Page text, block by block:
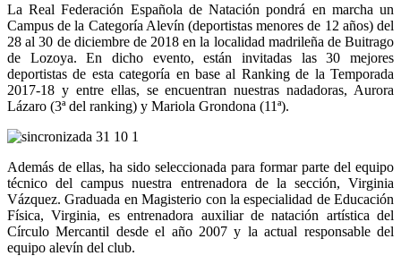
La Real Federación Española de Natación pondrá en marcha un
Campus de la Categoría Alevín (deportistas menores de 12 años) del
28 al 30 de diciembre de 2018 en la localidad madrileña de Buitrago
de Lozoya. En dicho evento, están invitadas las 30 mejores
deportistas de esta categoría en base al Ranking de la Temporada
2017-18 y entre ellas, se encuentran nuestras nadadoras, Aurora
Lázaro (3ª del ranking) y Mariola Grondona (11ª).
Además de ellas, ha sido seleccionada para formar parte del equipo
técnico del campus nuestra entrenadora de la sección, Virginia
Vázquez. Graduada en Magisterio con la especialidad de Educación
Física, Virginia, es entrenadora auxiliar de natación artística del
Círculo Mercantil desde el año 2007 y la actual responsable del
equipo alevín del club.